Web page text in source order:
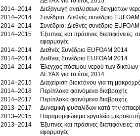
2014–2014
Διεξαγωγή αναλύσεων δειγμάτων
2014–2014
Συνέδριο: Διεθνές συνέδριο
2014–2014
Συνέδριο: Διεθνές συνέδριο
2014–2015
Έξυπνες και πράσινες διεπιφάνειες:
εφαρμογές
2014–2014
Διεθνές Συνέδριο EUFOAM 2014
2014–2014
Διεθνες Συνέδριο EUFOAM 2014
2014–2014
Έλεγχος πόσιμου νερού των
ΔΕΥΑΧ για το έτος 2014
2014–2015
Διαχείριση βιοκτόνου για τη
2014–2018
Περίπλοκα φαινόμενα διαβροχής
2014–2017
Περίπλοκα φαινόμενα διαβροχής
2013–2017
Δυναμική φυσαλίδων κατά την
2013–2015
Παραμορφώσιμα εργαλεία
2013–2014
Έξυπνες και πράσινες διεπιφάνειες:
εφαρμογές